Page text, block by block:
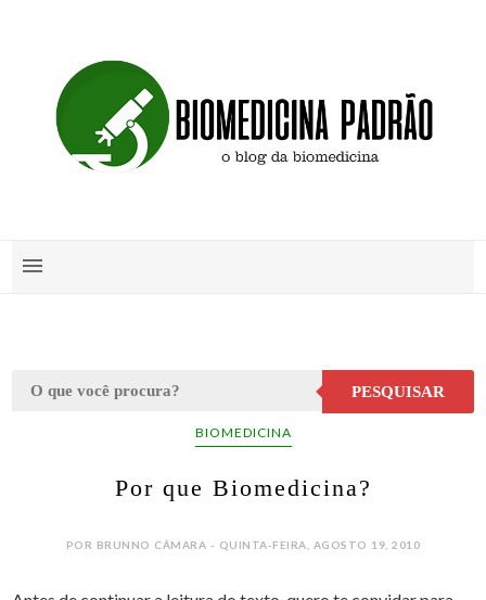
PESQUISAR
BIOMEDICINA
Por que Biomedicina?
POR BRUNNO CÂMARA - QUINTA-FEIRA, AGOSTO 19, 2010